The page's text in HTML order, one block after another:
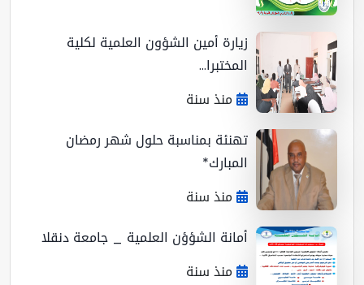
زيارة أمين الشؤون العلمية لكلية
المختبرا...
منذ سنة
تهنئة بمناسبة حلول شهر رمضان
المبارك*
منذ سنة
أمانة الشؤؤن العلمية _ جامعة دنقلا
منذ سنة